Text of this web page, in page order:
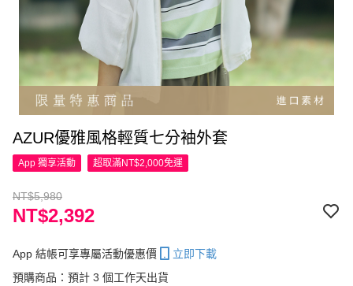
AZUR優雅風格輕質七分袖外套
App 獨享活動 超取滿NT$2,000免運
NT$5,980
NT$2,392
App 結帳可享專屬活動優惠價
立即下載
預購商品：預計 3 個工作天出貨